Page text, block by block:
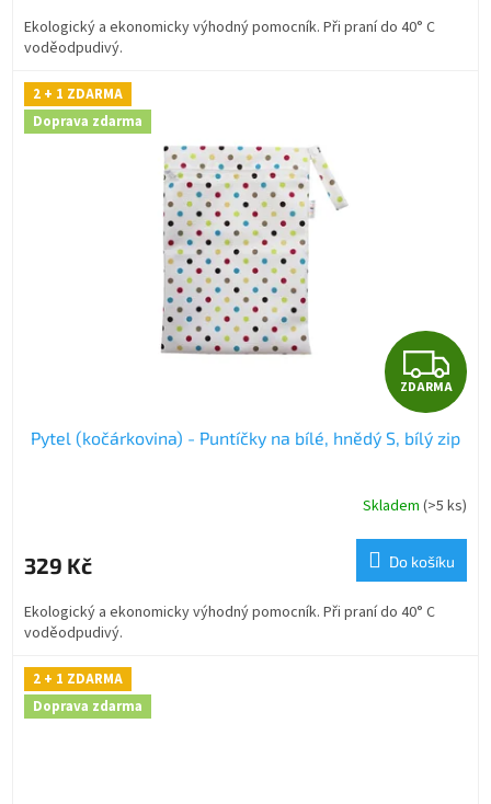
Ekologický a ekonomicky výhodný pomocník. Při praní do 40° C
voděodpudivý.
2 + 1 ZDARMA
Doprava zdarma
Z
D
A
R
M
A
ZDARMA
Pytel (kočárkovina) - Puntíčky na bílé, hnědý S, bílý zip
Skladem (>5 ks)
329 Kč Do košíku
Ekologický a ekonomicky výhodný pomocník. Při praní do 40° C
voděodpudivý.
2 + 1 ZDARMA
Doprava zdarma